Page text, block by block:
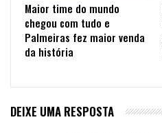
Maior time do mundo
chegou com tudo e
Palmeiras fez maior venda
da história
DEIXE UMA RESPOSTA